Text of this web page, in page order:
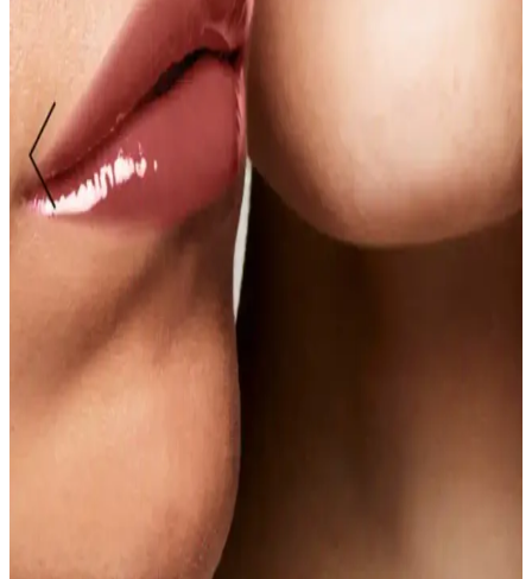
Brooklin Dudak Kalemi No 205 Açık Kahverengi
Detaylı İnceleme ve Kullanım Yorumları
Brooklin'in açık kahverengi dudak kalemi, doğal görünüm ve rahat
uygulama sunar. Suya dayanıklı yapısı ve yüksek pigmentasyonu ile
uzun süre kalıcılık sağlar, günlük makyajda tercih edilir.
Asya Güzelliğinde Bulanık ve Parlak Dudak
Görünümü İçin Ürün ve Teknikler
Asya güzellik topluluğunda popüler olan bulanık ve parlak dudak
görünümü, dudak kalemi, kapatıcı ve parlak lip gloss
kombinasyonuyla elde edilir. Doğal dudaklarda tam etki zor olabilir,
uygulama teknikleri önemlidir.
Belirli Dudak Parlatıcısı Tonları İçin Marka ve
Uygulama Önerileri
kalemleri öneriliyor. Ürünlerin parlaklık ve renk etkisi dudak rengine
Mac Kremsi Kalıcı Dudak Kalemi Stone 1.45 G -
Dudak Kontürü ve Dolgunlaştırma İçin Uygun